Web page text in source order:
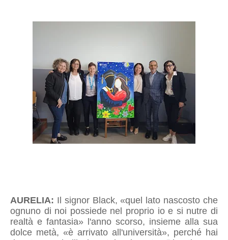
AURELIA: Il signor Black, «quel lato nascosto che
ognuno di noi possiede nel proprio io e si nutre di
realtà e fantasia» l'anno scorso, insieme alla sua
dolce metà, «è arrivato all'università», perché hai